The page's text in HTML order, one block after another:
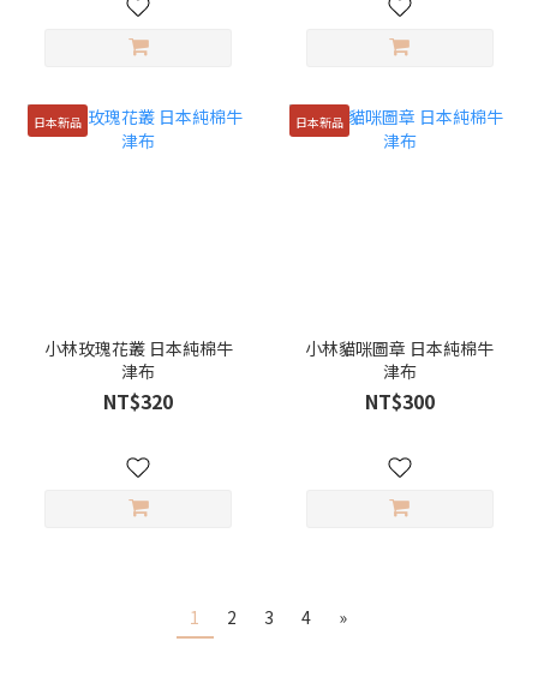
日本新品
小林玫瑰花叢 日本純棉牛
津布
NT$320
日本新品
小林貓咪圖章 日本純棉牛
津布
NT$300
1 2 3 4 »